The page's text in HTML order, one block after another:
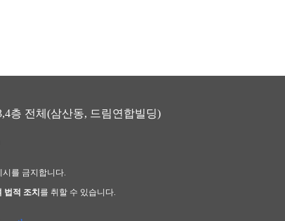
층 전체(삼산동, 드림연합빌딩)
를 금지합니다.
법적 조치 를 취할 수 있습니다.